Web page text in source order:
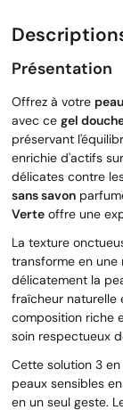
Présentation
Offrez à votre
avec ce gel
préservant
enrichie d'actifs
délicates contre
sans savon
Verte offre une
La texture
transforme en une
délicatement la
fraîcheur naturelle
composition riche
soin respectueux
Cette solution 3
peaux sensibles
en un seul geste.